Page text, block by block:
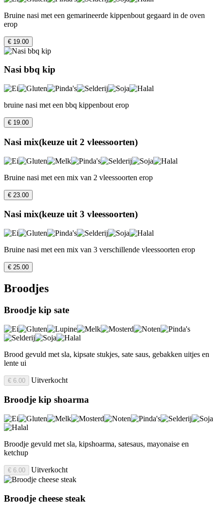
Bruine nasi met een gemarineerde kippenbout gegaard in de oven
erop
€ 19.00
Nasi bbq kip
bruine nasi met een bbq kippenbout erop
€ 19.00
Nasi mix(keuze uit 2 vleessoorten)
Bruine nasi met een mix van 2 vleessoorten erop
€ 23.00
Nasi mix(keuze uit 3 vleessoorten)
Bruine nasi met een mix van 3 verschillende vleessoorten erop
€ 25.00
Broodjes
Broodje kip sate
Brood gevuld met sla, kipsate stukjes, sate saus, gebakken uitjes en
lente ui
€ 6.00 Uitverkocht
Broodje kip shoarma
Broodje gevuld met sla, kipshoarma, satesaus, mayonaise en
ketchup
€ 6.00 Uitverkocht
Broodje cheese steak